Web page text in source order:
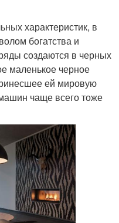
характеристик, в
богатства и
создаются в черных
маленькое черное
ей мировую
чаще всего тоже